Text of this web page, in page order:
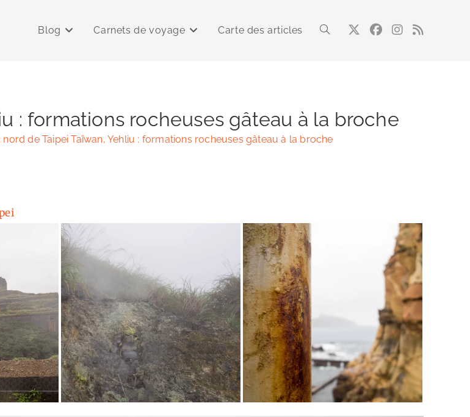
Blog Carnets de voyage Carte des articles Toggle
: formations rocheuses gâteau à la broche
nord de Taipei Taïwan, Yehliu : formations rocheuses gâteau à la broche